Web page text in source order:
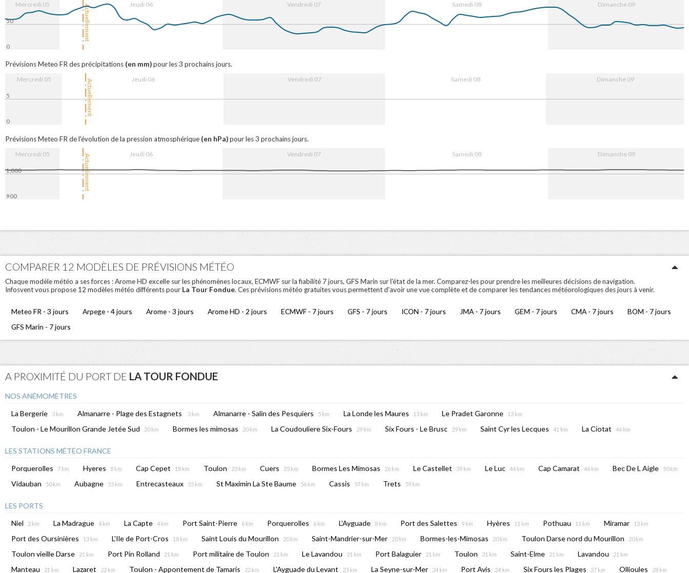
Actuellement
Mercredi 05 Jeudi 06 Vendredi 07 Samedi 08 Dimanche 09
0
50
Prévisions Meteo FR des précipitations (en mm)pour les 3 prochains jours.
Actuellement
Mercredi 05 Jeudi 06 Vendredi 07 Samedi 08 Dimanche 09
0
5
Prévisions Meteo FR de l'évolution de la pression atmosphérique (en hPa)pour les 3 prochains jours.
Actuellement
Mercredi 05 Jeudi 06 Vendredi 07 Samedi 08 Dimanche 09
900
1,000
COMPARER 12 MODÈLES DE PRÉVISIONS MÉTÉO
Chaque modèle météo a ses forces : Arome HD excelle sur les phénomènes locaux, ECMWF sur la fiabilité 7 jours, GFS Marin sur l'état de la mer. Comparez-les pour prendre les meilleures décisions de navigation.
Infosvent vous propose 12 modèles météo différents pour La Tour Fondue. Ces prévisions météo gratuites vous permettent d'avoir une vue complète et de comparer les tendances météorologiques des jours à venir.
Meteo FR - 3 jours Arpege - 4 jours Arome - 3 jours Arome HD - 2 jours ECMWF - 7 jours GFS - 7 jours ICON - 7 jours JMA - 7 jours GEM - 7 jours CMA - 7 jours
BOM - 7 jours
GFS Marin - 7 jours
A PROXIMITÉ DU PORT DE LA TOUR FONDUE
NOS ANÉMOMÈTRES
La Bergerie
3 km Almanarre - Plage des Estagnets 3 km Almanarre - Salin des Pesquiers 5 km La Londe les Maures 13 km Le Pradet Garonne 13 km
Toulon - Le Mourillon Grande Jetée Sud 20 km Bormes les mimosas 20 km La Coudouliere Six-Fours 29 km Six Fours - Le Brusc 29 km Saint Cyr les Lecques 41 km La Ciotat 46 km
LES STATIONS MÉTÉO FRANCE
Porquerolles
7 km Hyeres 8 km Cap Cepet 18 km Toulon 23 km Cuers 25 km Bormes Les Mimosas 26 km Le Castellet 39 km Le Luc 44 km Cap Camarat 46 km Bec De L Aigle 50 km
Vidauban 50 km Aubagne 55 km Entrecasteaux 55 km St Maximin La Ste Baume 56 km Cassis 57 km Trets 59 km
LES PORTS
Niel
2 km La Madrague 4 km La Capte 4 km Port Saint-Pierre 6 km Porquerolles 6 km L'Ayguade 8 km Port des Salettes 9 km Hyères 11 km Pothuau 11 km Miramar 13 km
Port des Oursinières 13 km L'Ile de Port-Cros 18 km Saint Louis du Mourillon 20 km Saint-Mandrier-sur-Mer 20 km Bormes-les-Mimosas 20 km Toulon Darse nord du Mourillon 20 km
Toulon vieille Darse 21 km Port Pin Rolland 21 km Port militaire de Toulon 21 km Le Lavandou 21 km Port Balaguier 21 km Toulon 21 km Saint-Elme 21 km Lavandou 21 km
Manteau 21 km Lazaret 22 km Toulon - Appontement de Tamaris 22 km L'Ayguade du Levant 23 km La Seyne-sur-Mer 24 km Port Avis 24 km Six Fours les Plages 27 km Ollioules 28 km